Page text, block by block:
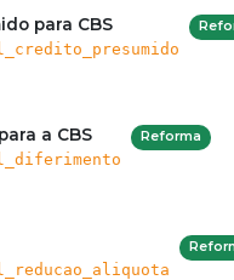
para CBS
a CBS Reforma